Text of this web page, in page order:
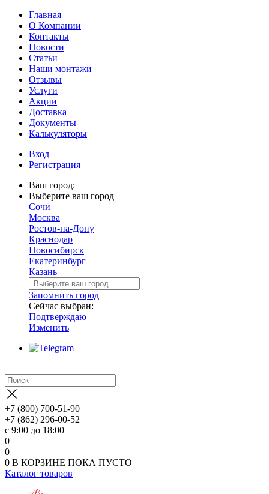
Главная
О Компании
Контакты
Новости
Статьи
Наши монтажи
Отзывы
Услуги
Акции
Доставка
Документы
Калькуляторы
Вход
Регистрация
Ваш город:
Выберите ваш город
Сочи
Москва
Ростов-на-Дону
Краснодар
Новосибирск
Екатеринбург
Казань
Запомнить город
Сейчас выбран:
Подтверждаю
Изменить
+7 (800) 700-51-90
+7 (862) 296-00-52
с 9:00 до 18:00
0
0
0 В КОРЗИНЕ ПОКА ПУСТО
Каталог товаров